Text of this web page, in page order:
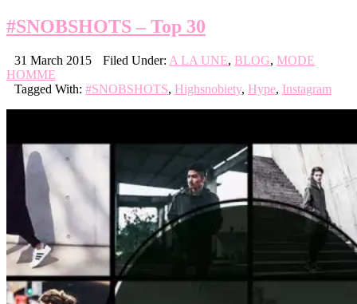
#SNOBSHOTS – Top 30
31 March 2015 Filed Under: A LA UNE, BLOG, MODE
HOMME
Tagged With: #SNOBSHOTS, Highsnobiety, Hype, Instagram